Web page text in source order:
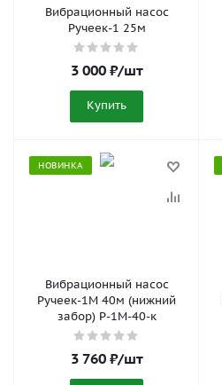
Вибрационный насос
Ручеек-1 25м
3 000₽/шт
Купить
НОВИНКА
Вибрационный насос
Ручеек-1М 40м (нижний
забор) Р-1М-40-к
3 760₽/шт